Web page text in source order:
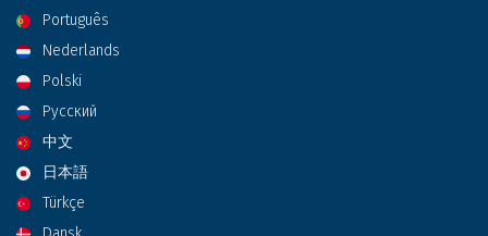
Português
Nederlands
Polski
Русский
中文
日本語
Türkçe